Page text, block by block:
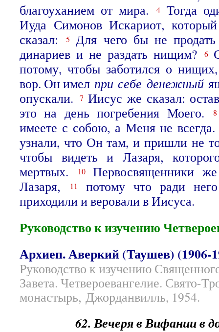
благоуханием от мира.4 Тогда
Иуда Симонов Искариот,
сказал:5 Для чего бы не
динариев и не раздать нищим?
6
потому, чтобы заботился о
вор. Он имел присебе денежный
опускали.
7 Иисус же сказал:
это на день погребения Моего.
имеете с собою, а Меня не
узнали, что Он там, и пришли не
чтобы видеть и Лазаря,
мертвых.
10Первосвященники
Лазаря,
11 потому что ради
приходили и веровали в Иисуса.
Руководство к изучению
Архиеп. Аверкий (Таушев) (1906-
Руководство к изучению
Завета. Четвероевангелие. Свято-
монастырь, Джорданвилль, 1954.
62. Вечеря в Вифании в